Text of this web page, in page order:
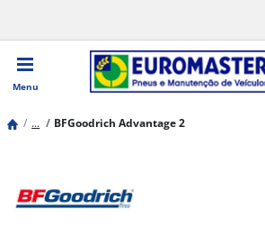
Menu
... BFGoodrich Advantage 2